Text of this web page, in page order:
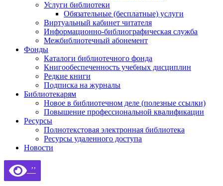
Услуги библиотеки
Обязательные (бесплатные) услуги
Виртуальный кабинет читателя
Информационно-библиографическая служба
Межбиблиотечный абонемент
Фонды
Каталоги библиотечного фонда
Книгообеспеченность учебных дисциплин
Редкие книги
Подписка на журналы
Библиотекарям
Новое в библиотечном деле (полезные ссылки)
Повышение профессиональной квалификации
Ресурсы
Полнотекстовая электронная библиотека
Ресурсы удаленного доступа
Новости
’’